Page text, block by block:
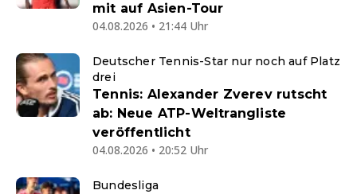
mit auf Asien-Tour
04.08.2026 • 21:44 Uhr
Deutscher Tennis-Star nur noch auf Platz
drei
Tennis: Alexander Zverev rutscht
ab: Neue ATP-Weltrangliste
veröffentlicht
04.08.2026 • 20:52 Uhr
Bundesliga